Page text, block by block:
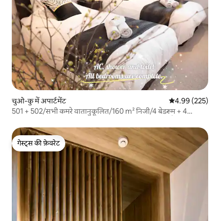
चुओ-कु में अपार्टमेंट औसत रेटिंग 5 में से
4.99 (225)
501 + 502/सभी कमरे वातानुकूलित/160 m² निजी/4 बेडरूम + 4
गेस्ट्स की फ़ेवरेट
गेस्ट्स की फ़ेवरेट